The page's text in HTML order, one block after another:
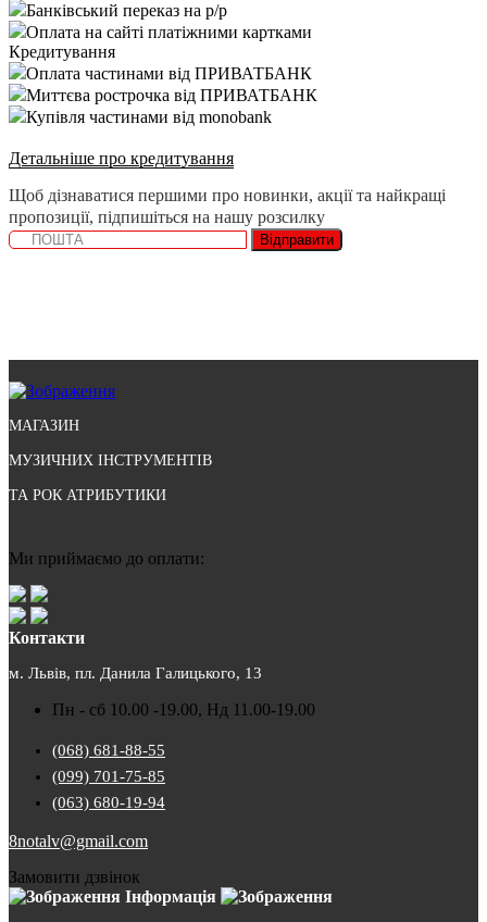
Банківський переказ на р/р
Оплата на сайті платіжними картками
Кредитування
Оплата частинами від ПРИВАТБАНК
Миттєва рострочка від ПРИВАТБАНК
Купівля частинами від monobank
Детальніше про кредитування
Щоб дізнаватися першими про новинки, акції та найкращі
пропозиції, підпишіться на нашу розсилку
Відправити
МАГАЗИН
МУЗИЧНИХ ІНСТРУМЕНТІВ
ТА РОК АТРИБУТИКИ
Ми приймаємо до оплати:
Контакти
м. Львів, пл. Данила Галицького, 13
Пн - сб 10.00 -19.00, Нд 11.00-19.00
(068) 681-88-55
(099) 701-75-85
(063) 680-19-94
8notalv@gmail.com
Замовити дзвінок
Інформація